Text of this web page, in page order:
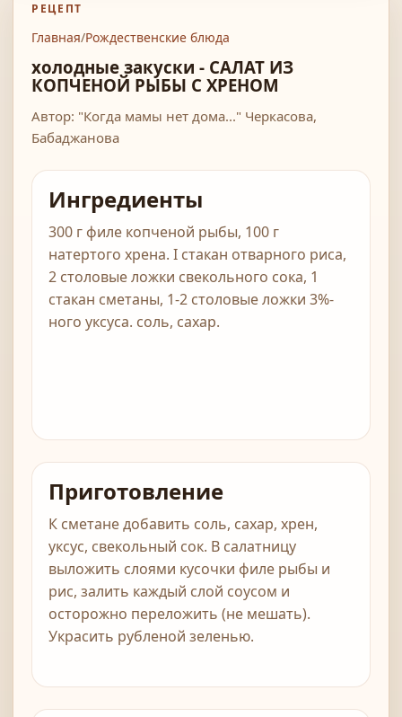
РЕЦЕПТ
Главная/Рождественские блюда
холодные закуски - САЛАТ ИЗ
КОПЧЕНОЙ РЫБЫ С ХРЕНОМ
Автор: "Когда мамы нет дома..." Черкасова,
Бабаджанова
Ингредиенты
300 г филе копченой рыбы, 100 г
натертого хрена. I стакан отварного риса,
2 столовые ложки свекольного сока, 1
стакан сметаны, 1-2 столовые ложки 3%-
ного уксуса. соль, сахар.
Приготовление
К сметане добавить соль, сахар, хрен,
уксус, свекольный сок. В салатницу
выложить слоями кусочки филе рыбы и
рис, залить каждый слой соусом и
осторожно переложить (не мешать).
Украсить рубленой зеленью.